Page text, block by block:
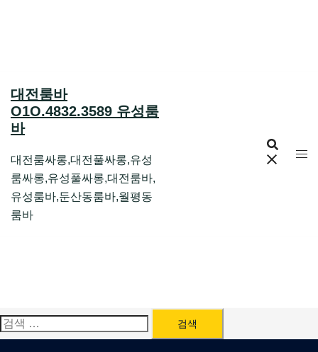
대전룸바
O1O.4832.3589 유성룸
바
대전룸싸롱,대전풀싸롱,유성
룸싸롱,유성풀싸롱,대전룸바,
유성룸바,둔산동룸바,월평동
룸바
검
색: